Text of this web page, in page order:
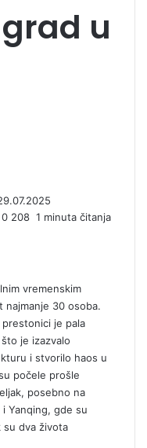
u
m
0 208 1 minuta čitanja
vremenskim
najmanje 30 osoba.
je pala
je izazvalo
i stvorilo haos u
počele prošle
posebno na
Yanqing, gde su
su dva života